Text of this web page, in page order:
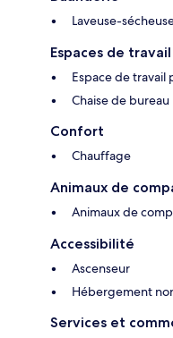
Laveuse-
Espaces de travail
Espace de
Chaise de bureau
Confort
Chauffage
Animaux de
Animaux de
Accessibilité
Ascenseur
Hébergement
Services et